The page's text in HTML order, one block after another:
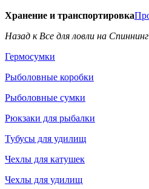
Хранение и транспортировка
Назад к Все для ловли на Спиннинг
Гермосумки
Рыболовные коробки
Рыболовные сумки
Рюкзаки для рыбалки
Тубусы для удилищ
Чехлы для катушек
Чехлы для удилищ